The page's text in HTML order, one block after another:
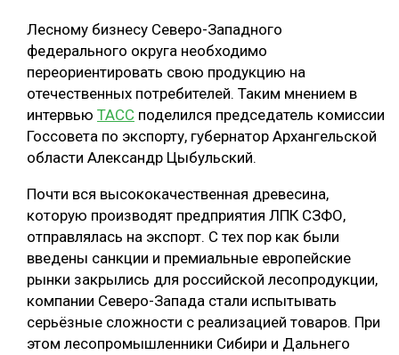
ПРОИЗВОДСТВО ДРЕВЕСНЫХ ПЛИТ
ЦБП
КОМПЛЕКСНАЯ ПЕРЕРАБОТКА
ЛЕСОПИЛЕНИЕ
ДЕРЕВЯННОЕ ДОМОСТРОЕНИЕ
БЕЗОПАСНОЕ ПРОИЗВОДСТВО
СОРТИРОВКА ДРЕВЕСИНЫ
СУШКА ДРЕВЕСИНЫ
МЕБЕЛЬНОЕ ПРОИЗВОДСТВО
ПОДБОРКИ СТАТЕЙ
Лесному бизнесу Северо-Западного
федерального округа необходимо
переориентировать свою продукцию на
отечественных потребителей. Таким мнением в
интервью ТАСС поделился председатель комиссии
Госсовета по экспорту, губернатор Архангельской
области Александр Цыбульский.
Почти вся высококачественная древесина,
которую производят предприятия ЛПК СЗФО,
отправлялась на экспорт. С тех пор как были
введены санкции и премиальные европейские
рынки закрылись для российской лесопродукции,
компании Северо-Запада стали испытывать
серьёзные сложности с реализацией товаров. При
этом лесопромышленники Сибири и Дальнего